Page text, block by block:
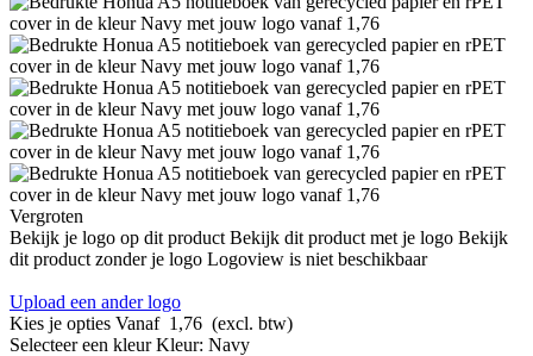
Vergroten
Bekijk je logo op dit product Bekijk dit product met je logo Bekijk
dit product zonder je logo Logoview is niet beschikbaar
Upload een ander logo
Kies je opties Vanaf 1,76 (excl. btw)
Selecteer een kleur Kleur: Navy